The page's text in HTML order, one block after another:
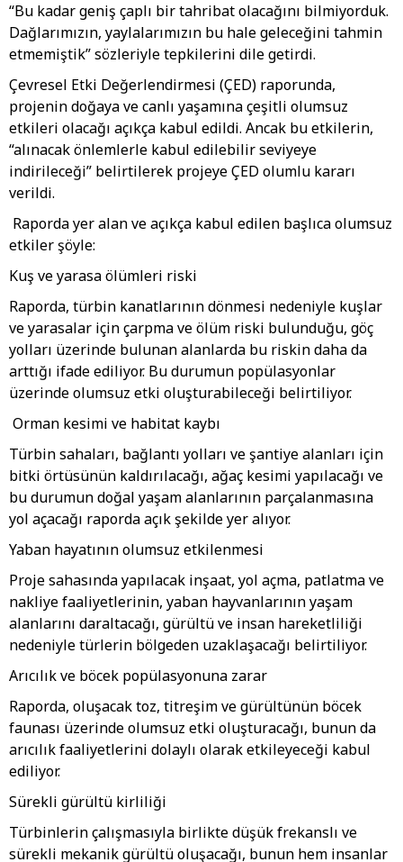
“Bu kadar geniş çaplı bir tahribat olacağını bilmiyorduk.
Dağlarımızın, yaylalarımızın bu hale geleceğini tahmin
etmemiştik” sözleriyle tepkilerini dile getirdi.
Çevresel Etki Değerlendirmesi (ÇED) raporunda,
projenin doğaya ve canlı yaşamına çeşitli olumsuz
etkileri olacağı açıkça kabul edildi. Ancak bu etkilerin,
“alınacak önlemlerle kabul edilebilir seviyeye
indirileceği” belirtilerek projeye ÇED olumlu kararı
verildi.
Raporda yer alan ve açıkça kabul edilen başlıca olumsuz
etkiler şöyle:
Kuş ve yarasa ölümleri riski
Raporda, türbin kanatlarının dönmesi nedeniyle kuşlar
ve yarasalar için çarpma ve ölüm riski bulunduğu, göç
yolları üzerinde bulunan alanlarda bu riskin daha da
arttığı ifade ediliyor. Bu durumun popülasyonlar
üzerinde olumsuz etki oluşturabileceği belirtiliyor.
Orman kesimi ve habitat kaybı
Türbin sahaları, bağlantı yolları ve şantiye alanları için
bitki örtüsünün kaldırılacağı, ağaç kesimi yapılacağı ve
bu durumun doğal yaşam alanlarının parçalanmasına
yol açacağı raporda açık şekilde yer alıyor.
Yaban hayatının olumsuz etkilenmesi
Proje sahasında yapılacak inşaat, yol açma, patlatma ve
nakliye faaliyetlerinin, yaban hayvanlarının yaşam
alanlarını daraltacağı, gürültü ve insan hareketliliği
nedeniyle türlerin bölgeden uzaklaşacağı belirtiliyor.
Arıcılık ve böcek popülasyonuna zarar
Raporda, oluşacak toz, titreşim ve gürültünün böcek
faunası üzerinde olumsuz etki oluşturacağı, bunun da
arıcılık faaliyetlerini dolaylı olarak etkileyeceği kabul
ediliyor.
Sürekli gürültü kirliliği
Türbinlerin çalışmasıyla birlikte düşük frekanslı ve
sürekli mekanik gürültü oluşacağı, bunun hem insanlar